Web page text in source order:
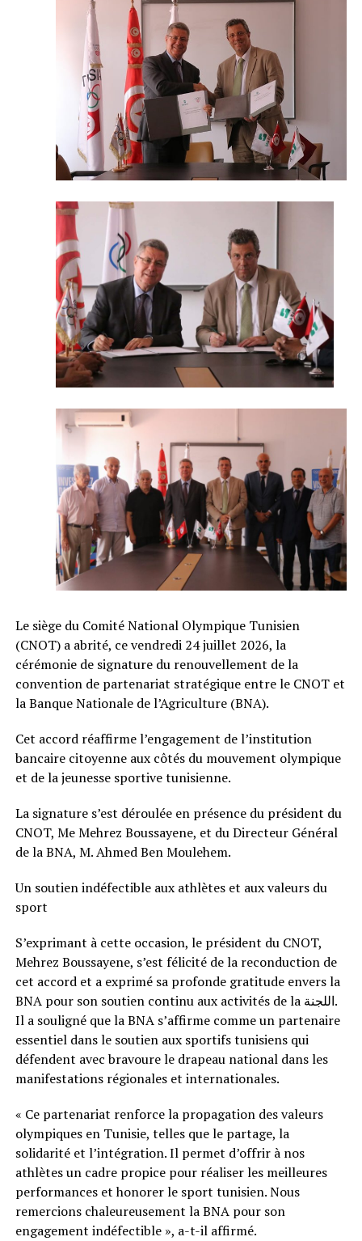
Le siège du Comité National Olympique Tunisien
(CNOT) a abrité, ce vendredi 24 juillet 2026, la
cérémonie de signature du renouvellement de la
convention de partenariat stratégique entre le CNOT et
la Banque Nationale de l’Agriculture (BNA).
Cet accord réaffirme l’engagement de l’institution
bancaire citoyenne aux côtés du mouvement olympique
et de la jeunesse sportive tunisienne.
La signature s’est déroulée en présence du président du
CNOT, Me Mehrez Boussayene, et du Directeur Général
de la BNA, M. Ahmed Ben Moulehem.
Un soutien indéfectible aux athlètes et aux valeurs du
sport
S’exprimant à cette occasion, le président du CNOT,
Mehrez Boussayene, s’est félicité de la reconduction de
cet accord et a exprimé sa profonde gratitude envers la
BNA pour son soutien continu aux activités de la اللجنة.
Il a souligné que la BNA s’affirme comme un partenaire
essentiel dans le soutien aux sportifs tunisiens qui
défendent avec bravoure le drapeau national dans les
manifestations régionales et internationales.
« Ce partenariat renforce la propagation des valeurs
olympiques en Tunisie, telles que le partage, la
solidarité et l’intégration. Il permet d’offrir à nos
athlètes un cadre propice pour réaliser les meilleures
performances et honorer le sport tunisien. Nous
remercions chaleureusement la BNA pour son
engagement indéfectible », a-t-il affirmé.